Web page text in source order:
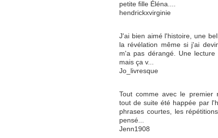
petite fille Éléna....
hendrickxvirginie
J'ai bien aimé l'histoire, une
la révélation même si j'ai
m'a pas dérangé. Une
mais ça v...
Jo_livresque
Tout comme avec le premier
tout de suite été happée par
phrases courtes, les
pensé...
Jenn1908